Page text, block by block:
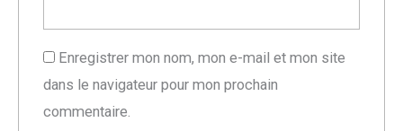
Enregistrer mon nom, mon e-mail et mon site
dans le navigateur pour mon prochain
commentaire.